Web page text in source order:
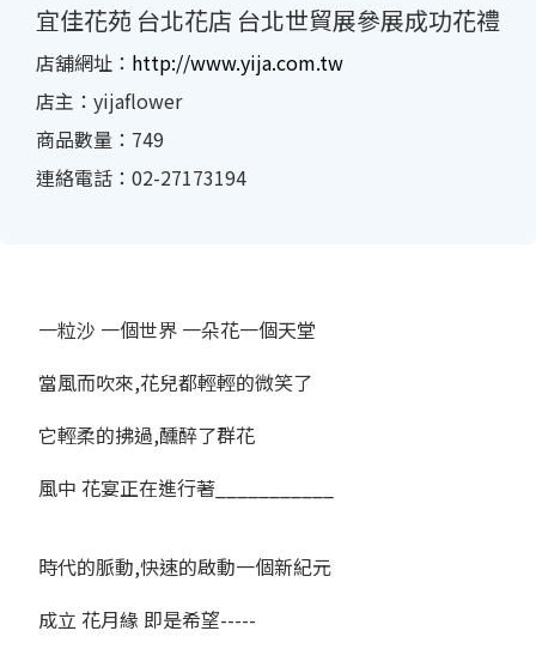
宜佳花苑 台北花店 台北世貿展參展成功花禮
店舖網址： http://www.yija.com.tw
店主：yijaflower
商品數量：749
連絡電話：02-27173194
一粒沙 一個世界 一朵花一個天堂
當風而吹來,花兒都輕輕的微笑了
它輕柔的拂過,醺醉了群花
風中 花宴正在進行著___________
時代的脈動,快速的啟動一個新紀元
成立 花月緣 即是希望-----